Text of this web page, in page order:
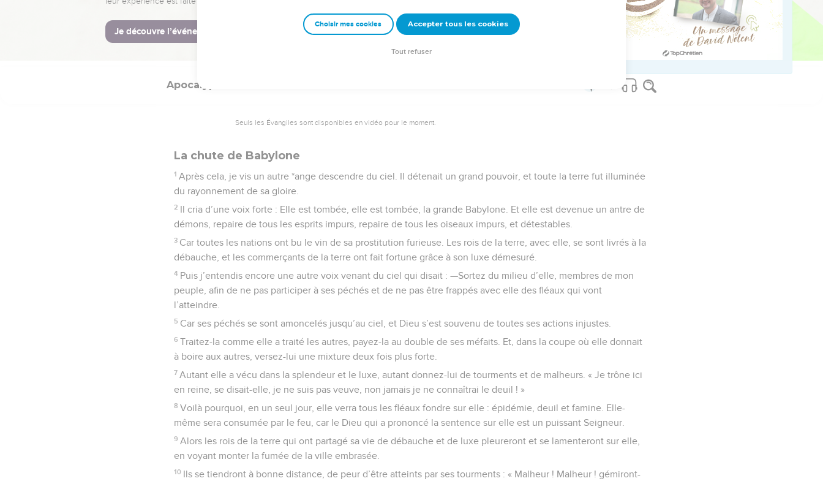
monde.
La Bible Du Semeur Copyright © 1992, 1999 by Biblica, Inc.® Used by permission. All rights reserved worldwide.
Apocalypse
Seuls les Évangiles sont disponibles en vidéo pour le moment.
La chute de Babylone
1 Après cela, je vis un autre *ange descendre du ciel. Il détenait un grand pouvoir, et toute la terre fut illuminée
du rayonnement de sa gloire.
2 Il cria d’une voix forte : Elle est tombée, elle est tombée, la grande Babylone. Et elle est devenue un antre de
démons, repaire de tous les esprits impurs, repaire de tous les oiseaux impurs, et détestables.
3 Car toutes les nations ont bu le vin de sa prostitution furieuse. Les rois de la terre, avec elle, se sont livrés à la
débauche, et les commerçants de la terre ont fait fortune grâce à son luxe démesuré.
4 Puis j’entendis encore une autre voix venant du ciel qui disait : —Sortez du milieu d’elle, membres de mon
peuple, afin de ne pas participer à ses péchés et de ne pas être frappés avec elle des fléaux qui vont
l’atteindre.
5 Car ses péchés se sont amoncelés jusqu’au ciel, et Dieu s’est souvenu de toutes ses actions injustes.
6 Traitez-la comme elle a traité les autres, payez-la au double de ses méfaits. Et, dans la coupe où elle donnait
à boire aux autres, versez-lui une mixture deux fois plus forte.
7 Autant elle a vécu dans la splendeur et le luxe, autant donnez-lui de tourments et de malheurs. « Je trône ici
en reine, se disait-elle, je ne suis pas veuve, non jamais je ne connaîtrai le deuil ! »
8 Voilà pourquoi, en un seul jour, elle verra tous les fléaux fondre sur elle : épidémie, deuil et famine. Elle-
même sera consumée par le feu, car le Dieu qui a prononcé la sentence sur elle est un puissant Seigneur.
9 Alors les rois de la terre qui ont partagé sa vie de débauche et de luxe pleureront et se lamenteront sur elle,
en voyant monter la fumée de la ville embrasée.
10 Ils se tiendront à bonne distance, de peur d’être atteints par ses tourments : « Malheur ! Malheur ! gémiront-
Choisir mes cookies Accepter tous les cookies
Tout refuser